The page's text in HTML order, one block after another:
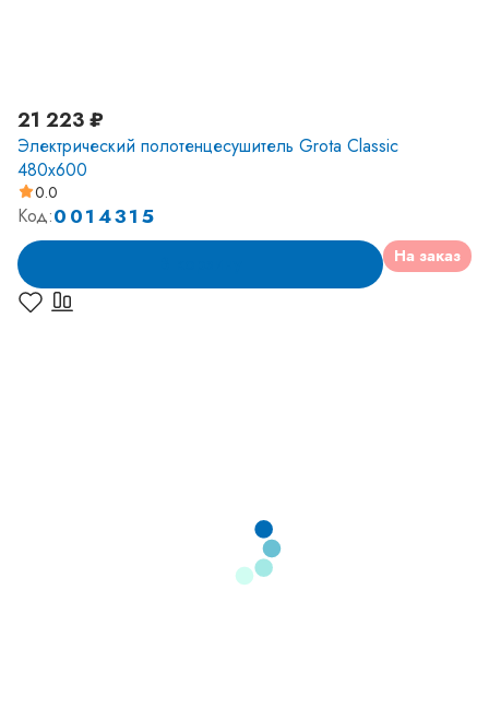
21 223 ₽
Электрический полотенцесушитель Grota Classic
480x600
0.0
Код:0014315
На заказ